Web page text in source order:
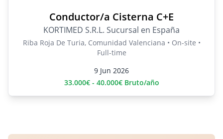
Conductor/a Cisterna C+E
KORTIMED S.R.L. Sucursal en España
Riba Roja De Turia, Comunidad Valenciana • On-site •
Full-time
9 Jun 2026
33.000€ - 40.000€ Bruto/año